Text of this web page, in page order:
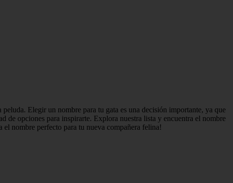
Elegir un nombre para tu gata es una decisión importante, ya que
de opciones para inspirarte. Explora nuestra lista y encuentra el nombre
el nombre perfecto para tu nueva compañera felina!